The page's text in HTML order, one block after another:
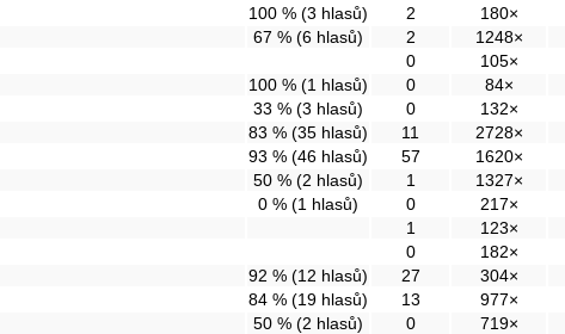
100 % (3 hlasů) 2 180×
67 % (6 hlasů) 2 1248×
0 105×
100 % (1 hlasů) 0 84×
33 % (3 hlasů) 0 132×
83 % (35 hlasů) 11 2728×
93 % (46 hlasů) 57 1620×
50 % (2 hlasů) 1 1327×
0 % (1 hlasů) 0 217×
1 123×
0 182×
92 % (12 hlasů) 27 304×
84 % (19 hlasů) 13 977×
50 % (2 hlasů) 0 719×